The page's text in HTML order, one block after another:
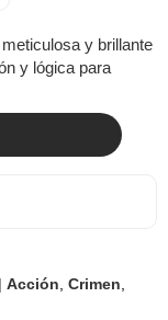
y brillante
y lógica para
| Acción,Crimen,